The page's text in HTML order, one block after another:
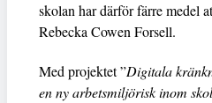
skolan har därför färre medel
Rebecka Cowen Forsell.
Med projektet ”Digitala
en ny arbetsmiljörisk inom